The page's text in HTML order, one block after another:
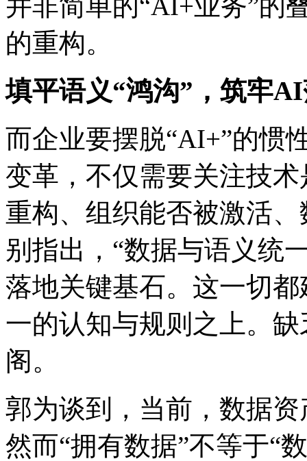
的重构。
填平语义“鸿沟”，筑牢
而企业要摆脱“AI+”的惯性
变革，不仅需要关注技
重构、组织能否被激活
别指出，“数据与语义统
落地关键基石。这一切都
一的认知与规则之上。缺
阁。
郭为谈到，当前，数
然而“拥有数据”不等于“数